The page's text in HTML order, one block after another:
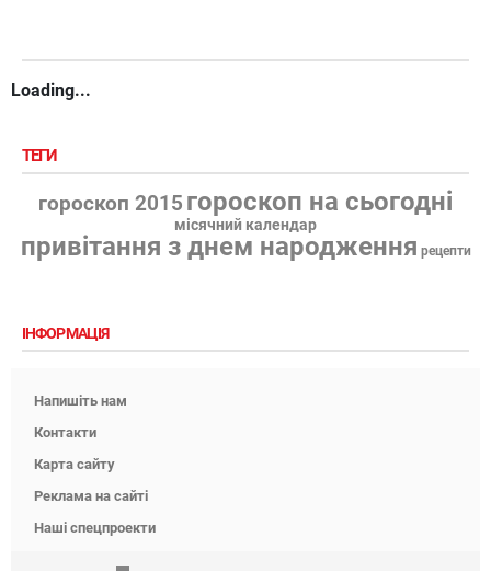
Loading...
ТЕГИ
гороскоп 2015 гороскоп на сьогодні
місячний календар
привітання з днем народження рецепти
ІНФОРМАЦІЯ
Напишіть нам
Контакти
Карта сайту
Реклама на сайті
Наші спецпроекти